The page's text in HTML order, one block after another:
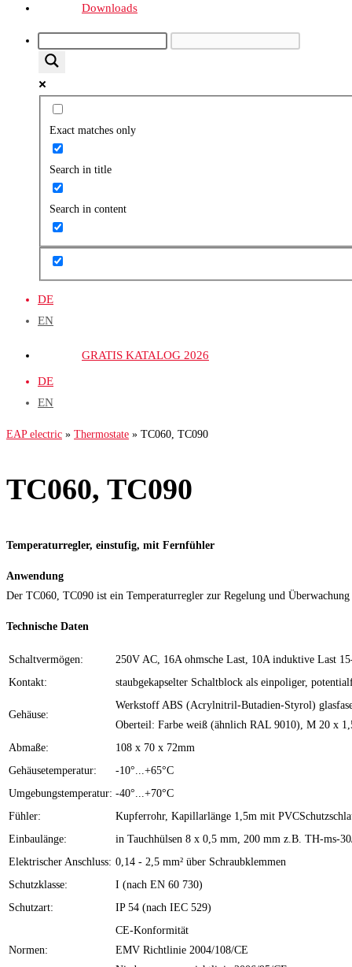
Downloads
Exact matches only
Search in title
Search in content
DE
EN
GRATIS KATALOG 2026
DE
EN
EAP electric » Thermostate » TC060, TC090
TC060, TC090
Temperaturregler, einstufig, mit Fernfühler
Anwendung
Der TC060, TC090 ist ein Temperaturregler zur Regelung und
Technische Daten
Schaltvermögen:
250V AC, 16A ohmsche Last, 10A induktive Last
Kontakt:
staubgekapselter Schaltblock als einpoliger,
Gehäuse:
Werkstoff ABS (Acrylnitril-Butadien-Styrol)
Oberteil: Farbe weiß (ähnlich RAL 9010), M 20 x
Abmaße:
108 x 70 x 72mm
Gehäusetemperatur:
-10°...+65°C
Umgebungstemperatur: -40°...+70°C
Fühler:
Kupferrohr, Kapillarlänge 1,5m mit
Einbaulänge:
in Tauchhülsen 8 x 0,5 mm, 200 mm z.B. TH-ms-
Elektrischer Anschluss: 0,14 - 2,5 mm² über Schraubklemmen
Schutzklasse:
I (nach EN 60 730)
Schutzart:
IP 54 (nach IEC 529)
Normen:
CE-Konformität
EMV Richtlinie 2004/108/CE